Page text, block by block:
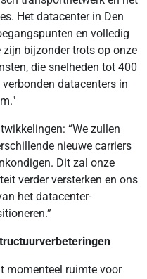
Het datacenter in Den
en volledig
bijzonder trots op onze
die snelheden tot 400
datacenters in
“We zullen
nieuwe carriers
Dit zal onze
verder versterken en ons
het datacenter-
momenteel ruimte voor